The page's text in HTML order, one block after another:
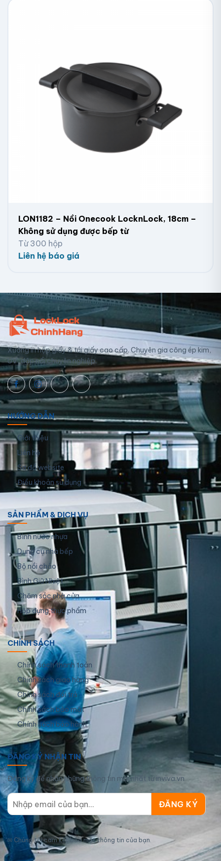
LON1182 – Nồi Onecook LocknLock, 18cm –
Không sử dụng được bếp từ
Từ 300 hộp
Liên hệ báo giá
Xưởng in hộp giấy & túi giấy cao cấp. Chuyên gia công ép kim,
UV, dập nổi chuyên nghiệp.
HƯỚNG DẪN
Giới thiệu
Liên hệ
Sơ đồ website
Điều khoản sử dụng
SẢN PHẨM & DỊCH VỤ
Bình nước nhựa
Dụng cụ nhà bếp
Bộ nồi chảo
Bình Giữ Nhiệt
Chăm sóc nhà cửa
Hộp đựng thực phẩm
CHÍNH SÁCH
Chính sách thanh toán
Chính sách giao hàng
Chính sách đổi trả
Chính sách bảo mật
Chính sách bảo hành
ĐĂNG KÝ NHẬN TIN
Đăng ký để nhận những thông tin mới nhất từ inviva.vn
✉ Chúng tôi cam kết bảo mật thông tin của bạn.